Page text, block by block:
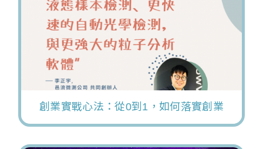
創業實戰心法：從0到1，如何落實創業